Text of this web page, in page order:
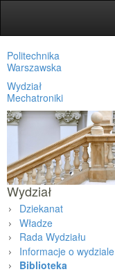
Politechnika
Warszawska
Wydział
Mechatroniki
Wydział
Dziekanat
Władze
Rada Wydziału
Informacje o wydziale
Biblioteka